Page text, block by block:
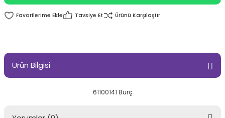
Tavsiye Et Ürünü Karşılaştır
Ürün Bilgisi
61100141 Burç